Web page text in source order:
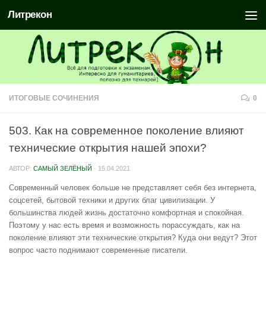
Литрекон
ИТОГОВЫЕ СОЧИНЕНИЯ 0
503. Как на современное поколение влияют
технические открытия нашей эпохи?
АВТОР: САМЫЙ ЗЕЛЁНЫЙ · 15.04.2021
Современный человек больше не представляет себя без интернета,
соцсетей, бытовой техники и других благ цивилизации. У
большинства людей жизнь достаточно комфортная и спокойная.
Поэтому у нас есть время и возможность порассуждать, как на
поколение влияют эти технические открытия? Куда они ведут? Этот
вопрос часто поднимают современные писатели.